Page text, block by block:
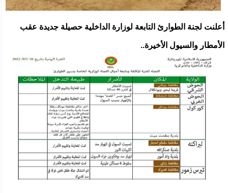
أعلنت لجنة الطوارئ التابعة لوزارة الداخلية حصيلة جديدة عقب
الأمطار والسيول الأخيرة..